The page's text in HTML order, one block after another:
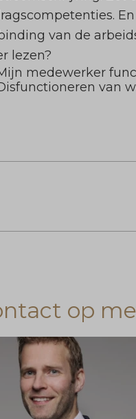
van de
lezen?
medewerker
van
op